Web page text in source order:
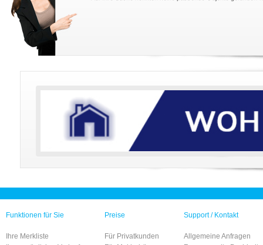
Funktionen für Sie
Ihre Merkliste
Preise
Für Privatkunden
Support / Kontakt
Allgemeine Anfragen